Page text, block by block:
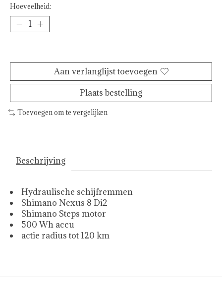
Hoeveelheid:
Aan verlanglijst toevoegen
Plaats bestelling
Toevoegen om te vergelijken
Beschrijving
Hydraulische schijfremmen
Shimano Nexus 8 Di2
Shimano Steps motor
500 Wh accu
actie radius tot 120 km